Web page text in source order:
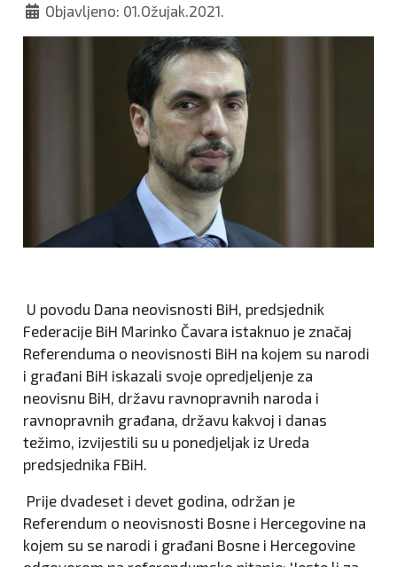
Objavljeno: 01.Ožujak.2021.
U povodu Dana neovisnosti BiH, predsjednik
Federacije BiH Marinko Čavara istaknuo je značaj
Referenduma o neovisnosti BiH na kojem su narodi
i građani BiH iskazali svoje opredjeljenje za
neovisnu BiH, državu ravnopravnih naroda i
ravnopravnih građana, državu kakvoj i danas
težimo, izvijestili su u ponedjeljak iz Ureda
predsjednika FBiH.
Prije dvadeset i devet godina, održan je
Referendum o neovisnosti Bosne i Hercegovine na
kojem su se narodi i građani Bosne i Hercegovine